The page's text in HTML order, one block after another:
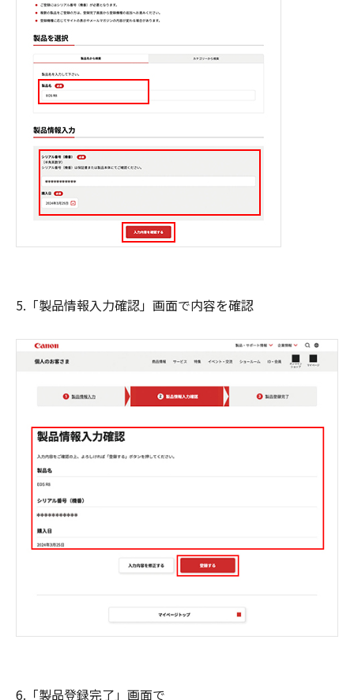
5.「製品情報入力確認」画面で内容を確認
6.「製品登録完了」画面で